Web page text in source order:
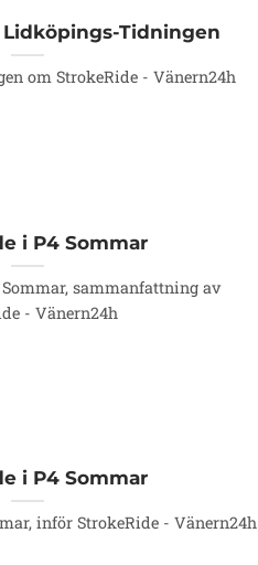
Lidköpings-Tidningen
om StrokeRide - Vänern24h
i P4 Sommar
sammanfattning av
- Vänern24h
i P4 Sommar
inför StrokeRide - Vänern24h